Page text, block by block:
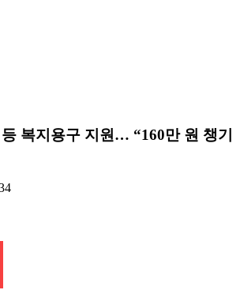
복지용구 지원… “160만 원 챙기